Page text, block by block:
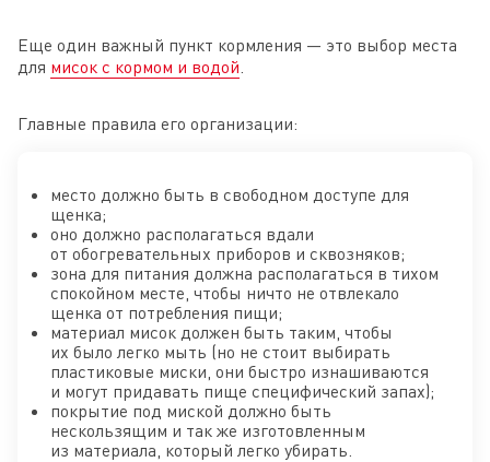
Еще один важный пункт кормления — это выбор места
для мисок с кормом и водой
Главные правила его организации:
место должно быть в свободном доступе для
щенка;
оно должно располагаться вдали
от обогревательных приборов и сквозняков;
зона для питания должна располагаться в тихом
спокойном месте, чтобы ничто не отвлекало
щенка от потребления пищи;
материал мисок должен быть таким, чтобы
их было легко мыть (но не стоит выбирать
пластиковые миски, они быстро изнашиваются
и могут придавать пище специфический запах);
покрытие под миской должно быть
нескользящим и так же изготовленным
из материала, который легко убирать.